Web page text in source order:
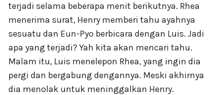
terjadi selama beberapa menit berikutnya. Rhea
menerima surat, Henry memberi tahu ayahnya
sesuatu dan Eun-Pyo berbicara dengan Luis. Jadi
apa yang terjadi? Yah kita akan mencari tahu.
Malam itu, Luis menelepon Rhea, yang ingin dia
pergi dan bergabung dengannya. Meski akhirnya
dia menolak untuk meninggalkan Henry.